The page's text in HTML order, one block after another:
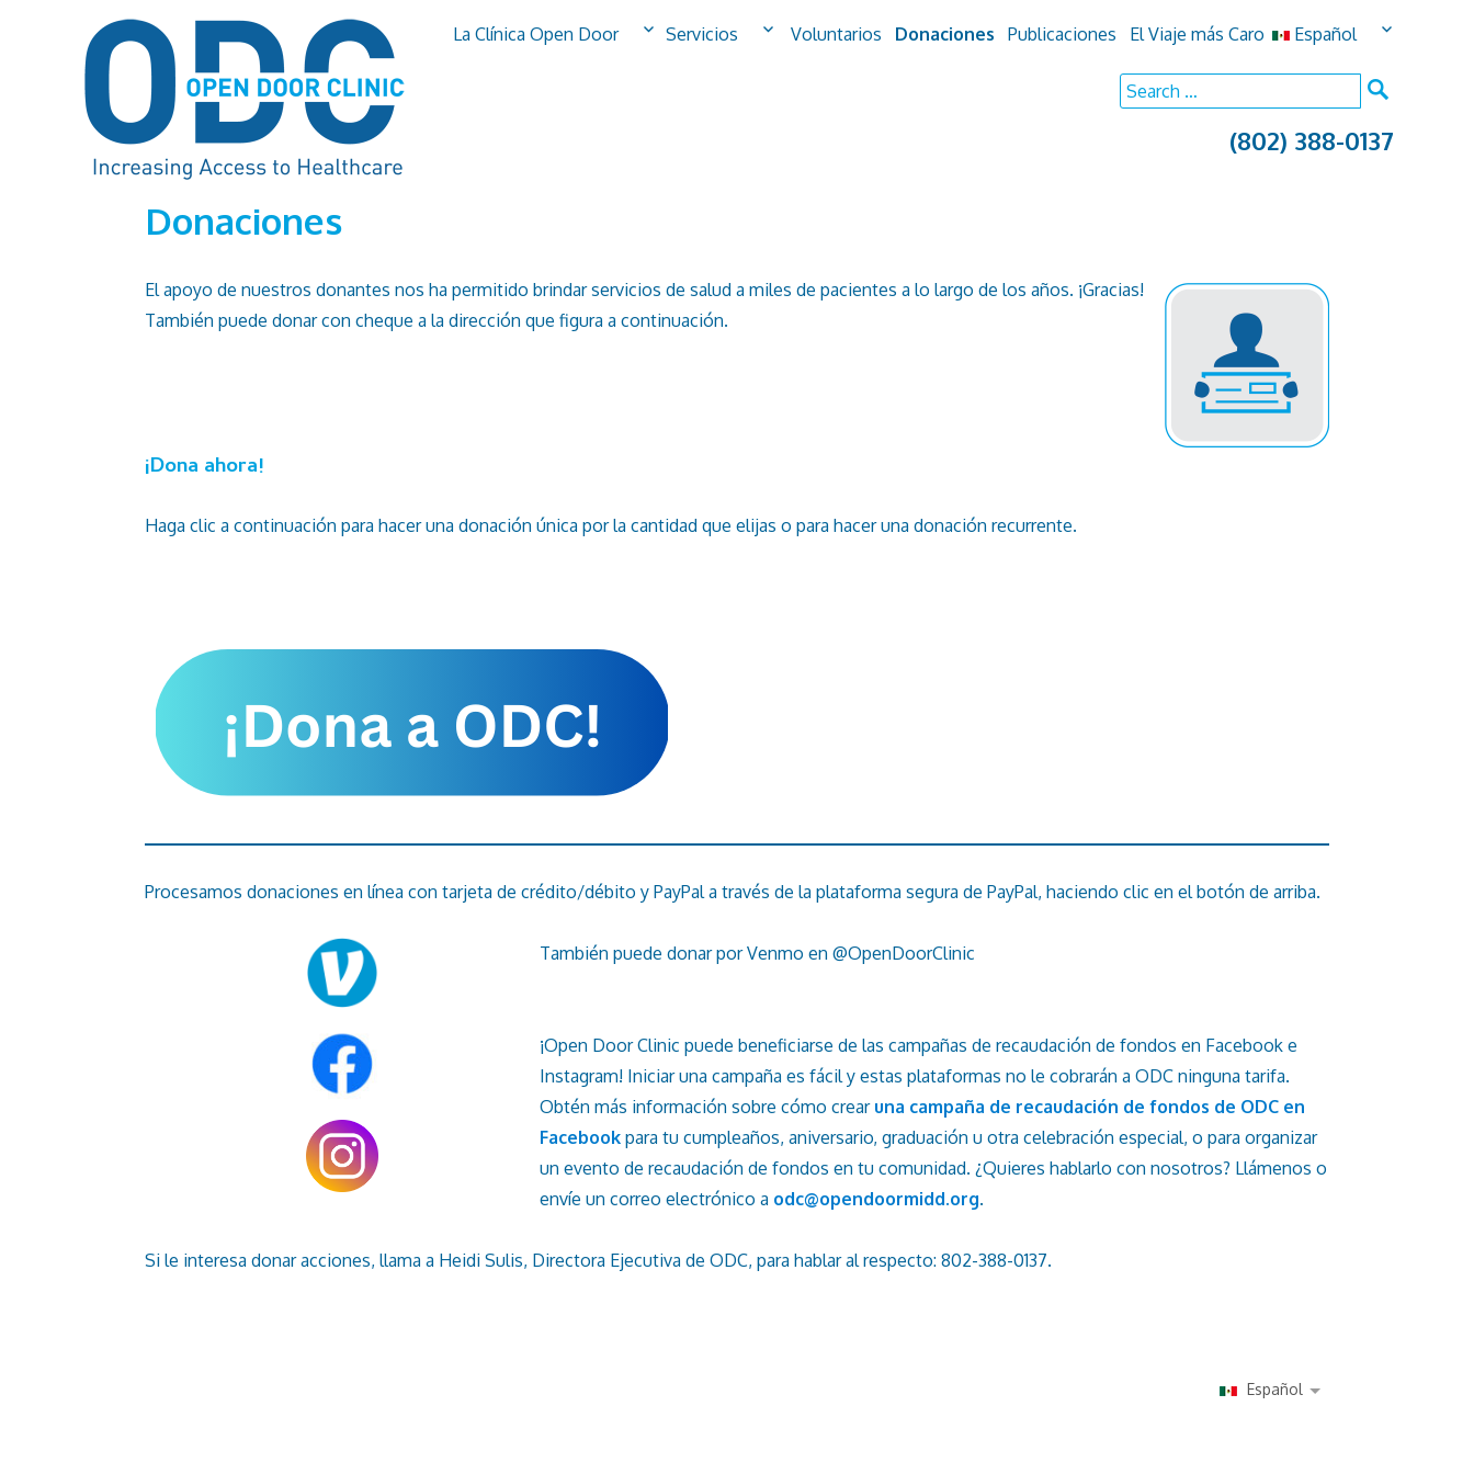
La Clínica Open Door Servicios Voluntarios Donaciones Publicaciones El Viaje más Caro Español
Search
(802) 388-0137
Donaciones
El apoyo de nuestros donantes nos ha permitido brindar servicios de salud a miles de pacientes a lo largo de los años. ¡Gracias!
También puede donar con cheque a la dirección que figura a continuación.
¡Dona ahora!
Haga clic a continuación para hacer una donación única por la cantidad que elijas o para hacer una donación recurrente.
Procesamos donaciones en línea con tarjeta de crédito/débito y PayPal a través de la plataforma segura de PayPal, haciendo clic en el botón de arriba.
También puede donar por Venmo en @OpenDoorClinic
¡Open Door Clinic puede beneficiarse de las campañas de recaudación de fondos en Facebook e
Instagram! Iniciar una campaña es fácil y estas plataformas no le cobrarán a ODC ninguna tarifa.
Obtén más información sobre cómo crear una campaña de recaudación de fondos de ODC en
Facebookpara tu cumpleaños, aniversario, graduación u otra celebración especial, o para organizar
un evento de recaudación de fondos en tu comunidad. ¿Quieres hablarlo con nosotros? Llámenos o
envíe un correo electrónico a odc@opendoormidd.org.
Si le interesa donar acciones, llama a Heidi Sulis, Directora Ejecutiva de ODC, para hablar al respecto: 802-388-0137.
Español